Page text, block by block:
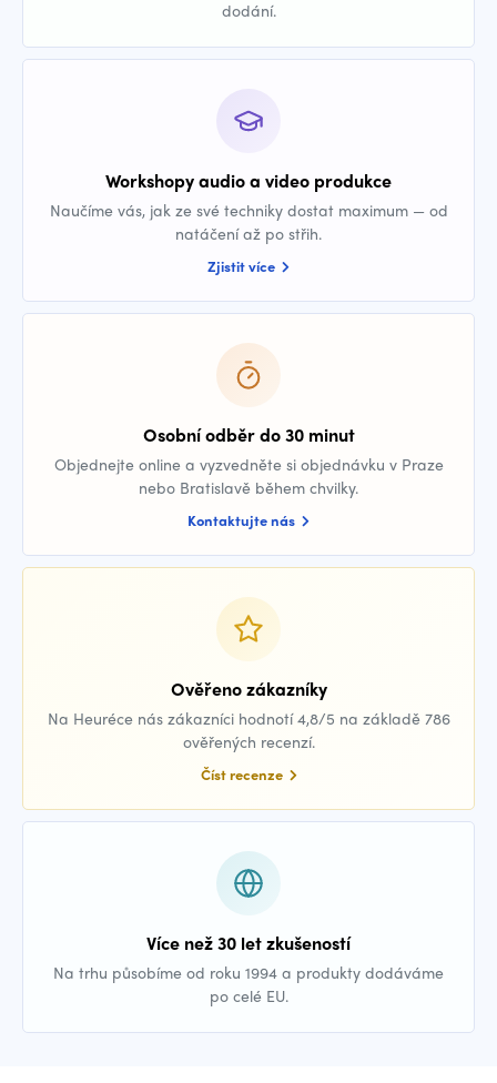
dodání.
Workshopy audio a video produkce
Naučíme vás, jak ze své techniky dostat maximum — od
natáčení až po střih.
Zjistit více
Osobní odběr do 30 minut
Objednejte online a vyzvedněte si objednávku v Praze
nebo Bratislavě během chvilky.
Kontaktujte nás
Ověřeno zákazníky
Na Heuréce nás zákazníci hodnotí 4,8/5 na základě 786
ověřených recenzí.
Číst recenze
Více než 30 let zkušeností
Na trhu působíme od roku 1994 a produkty dodáváme
po celé EU.